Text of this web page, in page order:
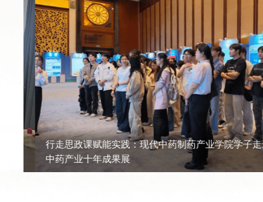
行走思政课赋能实践：现代中药制药产业学院学子走进
中药产业十年成果展